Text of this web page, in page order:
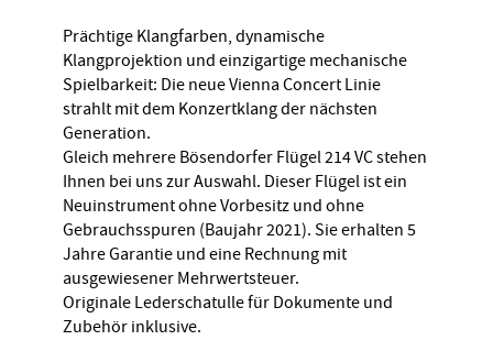
Prächtige Klangfarben, dynamische
Klangprojektion und einzigartige mechanische
Spielbarkeit: Die neue Vienna Concert Linie
strahlt mit dem Konzertklang der nächsten
Generation.
Gleich mehrere Bösendorfer Flügel 214 VC stehen
Ihnen bei uns zur Auswahl. Dieser Flügel ist ein
Neuinstrument ohne Vorbesitz und ohne
Gebrauchsspuren (Baujahr 2021). Sie erhalten 5
Jahre Garantie und eine Rechnung mit
ausgewiesener Mehrwertsteuer.
Originale Lederschatulle für Dokumente und
Zubehör inklusive.